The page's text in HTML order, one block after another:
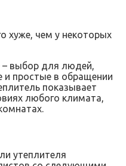
хуже, чем у некоторых
выбор для людей,
и простые в обращении
показывает
любого климата,
утеплителя